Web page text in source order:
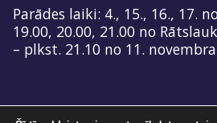
Parādes laiki: 4., 15., 16., 17.
19.00, 20.00, 21.00 no
– plkst. 21.10 no 11.